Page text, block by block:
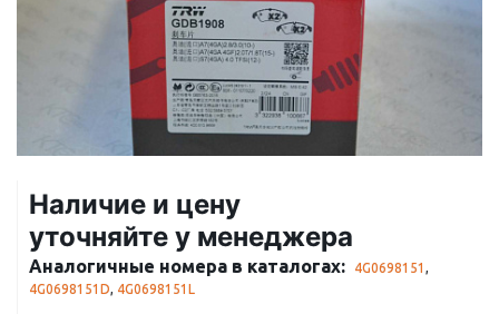
Наличие и цену
уточняйте у менеджера
Аналогичные номера в каталогах: 4G0698151 ,
4G0698151D, 4G0698151L